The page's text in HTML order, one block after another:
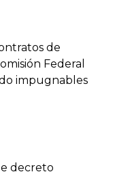
de
Federal
impugnables
decreto